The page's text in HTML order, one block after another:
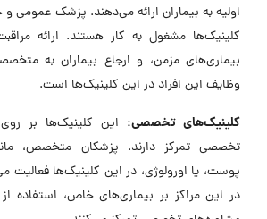
اولیه به بیماران ارائه می‌دهند. پزشک عمومی و
کلینیک‌ها مشغول به کار هستند. ارائه
بیماری‌های مزمن، و ارجاع بیماران به
وظایف این افراد در این کلینیک‌ها است.
کلینیک‌های تخصصی: این کلینیک‌ها بر
تخصصی تمرکز دارند. پزشکان متخصص،
پوست، یا اورولوژی، در این کلینیک‌ها
در این مراکز بر بیماری‌های خاص، استفاده